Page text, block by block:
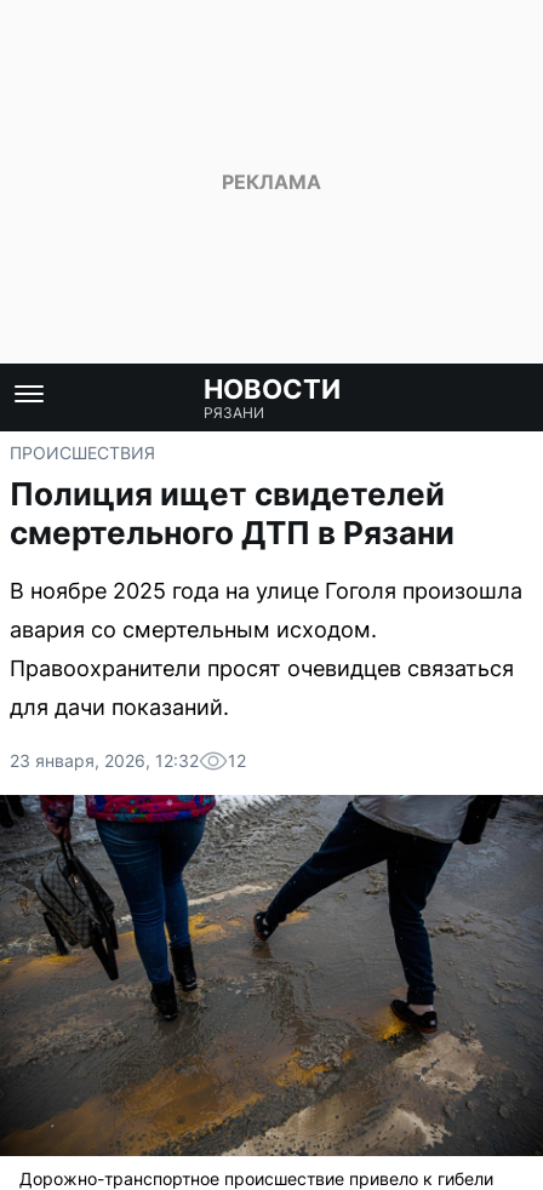
НОВОСТИ
РЯЗАНИ
ПРОИСШЕСТВИЯ
Полиция ищет свидетелей
смертельного ДТП в Рязани
В ноябре 2025 года на улице Гоголя произошла
авария со смертельным исходом.
Правоохранители просят очевидцев связаться
для дачи показаний.
23 января, 2026, 12:32 12
Дорожно-транспортное происшествие привело к гибели